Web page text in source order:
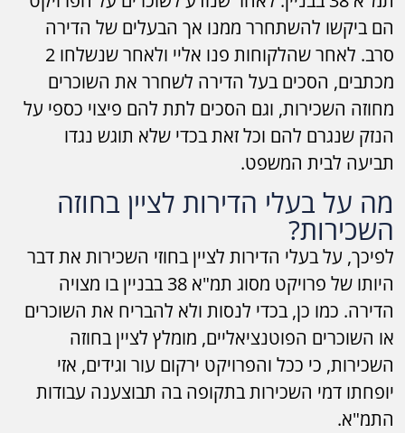
הם ביקשו להשתחרר ממנו אך הבעלים של הדירה
סרב. לאחר שהלקוחות פנו אליי ולאחר שנשלחו 2
מכתבים, הסכים בעל הדירה לשחרר את השוכרים
מחוזה השכירות, וגם הסכים לתת להם פיצוי כספי על
הנזק שנגרם להם וכל זאת בכדי שלא תוגש נגדו
תביעה לבית המשפט.
מה על בעלי הדירות לציין בחוזה
השכירות?
לפיכך, על בעלי הדירות לציין בחוזי השכירות את דבר
היותו של פרויקט מסוג תמ"א 38 בבניין בו מצויה
הדירה. כמו כן, בכדי לנסות ולא להבריח את השוכרים
או השוכרים הפוטנציאליים, מומלץ לציין בחוזה
השכירות, כי ככל והפרויקט ירקום עור וגידים, אזי
יופחתו דמי השכירות בתקופה בה תבוצענה עבודות
התמ"א.